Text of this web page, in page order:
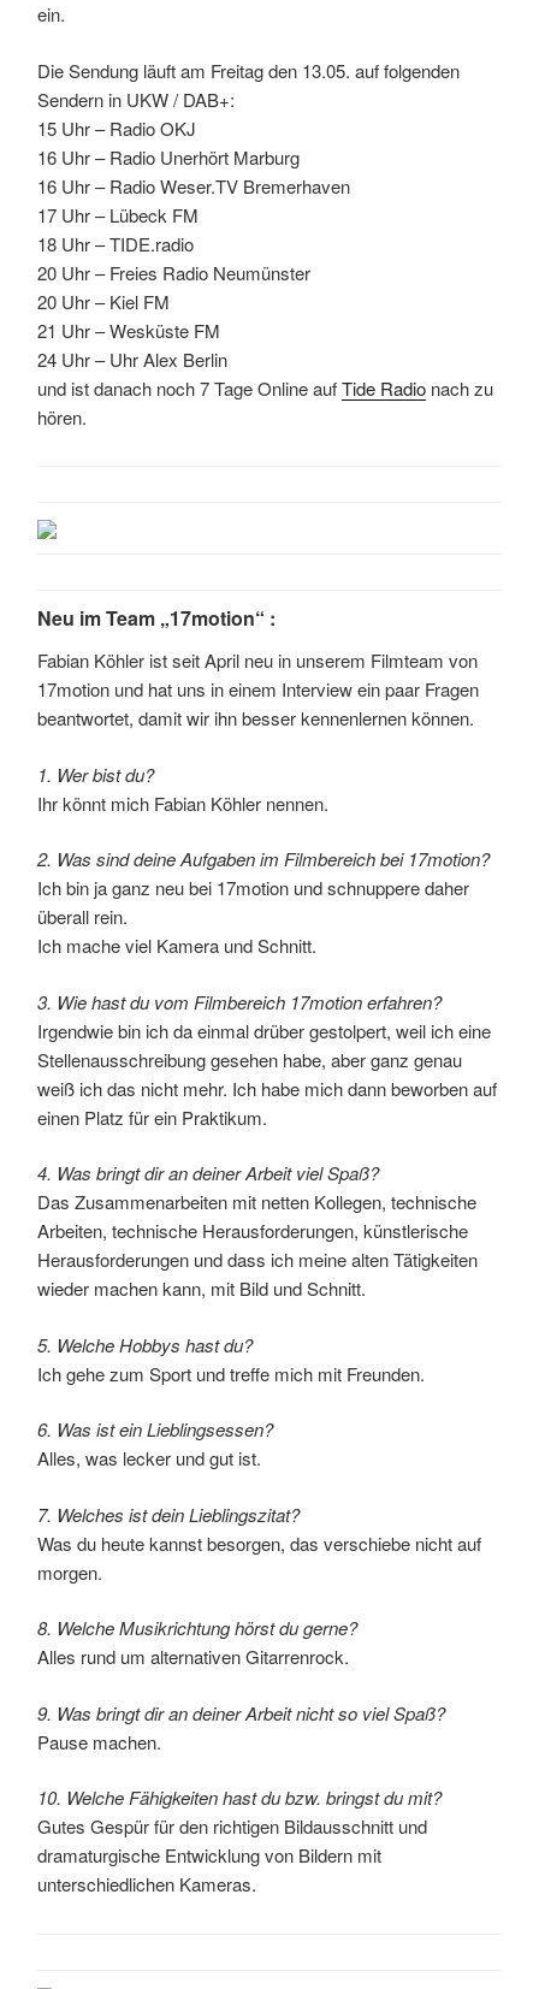
ein.
Die Sendung läuft am Freitag den 13.05. auf folgenden
Sendern in UKW / DAB+:
15 Uhr – Radio OKJ
16 Uhr – Radio Unerhört Marburg
16 Uhr – Radio Weser.TV Bremerhaven
17 Uhr – Lübeck FM
18 Uhr – TIDE.radio
20 Uhr – Freies Radio Neumünster
20 Uhr – Kiel FM
21 Uhr – Wesküste FM
24 Uhr – Uhr Alex Berlin
und ist danach noch 7 Tage Online aufTide Radio nach zu
hören.
Neu im Team „17motion“ :
Fabian Köhler ist seit April neu in unserem Filmteam von
17motion und hat uns in einem Interview ein paar Fragen
beantwortet, damit wir ihn besser kennenlernen können.
1. Wer bist du?
Ihr könnt mich Fabian Köhler nennen.
2. Was sind deine Aufgaben im Filmbereich bei 17motion?
Ich bin ja ganz neu bei 17motion und schnuppere daher
überall rein.
Ich mache viel Kamera und Schnitt.
3. Wie hast du vom Filmbereich 17motion erfahren?
Irgendwie bin ich da einmal drüber gestolpert, weil ich eine
Stellenausschreibung gesehen habe, aber ganz genau
weiß ich das nicht mehr. Ich habe mich dann beworben auf
einen Platz für ein Praktikum.
4. Was bringt dir an deiner Arbeit viel Spaß?
Das Zusammenarbeiten mit netten Kollegen, technische
Arbeiten, technische Herausforderungen, künstlerische
Herausforderungen und dass ich meine alten Tätigkeiten
wieder machen kann, mit Bild und Schnitt.
5. Welche Hobbys hast du?
Ich gehe zum Sport und treffe mich mit Freunden.
6. Was ist ein Lieblingsessen?
Alles, was lecker und gut ist.
7. Welches ist dein Lieblingszitat?
Was du heute kannst besorgen, das verschiebe nicht auf
morgen.
8. Welche Musikrichtung hörst du gerne?
Alles rund um alternativen Gitarrenrock.
9. Was bringt dir an deiner Arbeit nicht so viel Spaß?
Pause machen.
10. Welche Fähigkeiten hast du bzw. bringst du mit?
Gutes Gespür für den richtigen Bildausschnitt und
dramaturgische Entwicklung von Bildern mit
unterschiedlichen Kameras.